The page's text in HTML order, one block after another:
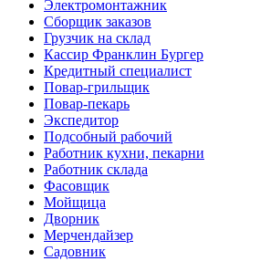
Электромонтажник
Сборщик заказов
Грузчик на склад
Кассир Франклин Бургер
Кредитный специалист
Повар-грильщик
Повар-пекарь
Экспедитор
Подсобный рабочий
Работник кухни, пекарни
Работник склада
Фасовщик
Мойщица
Дворник
Мерчендайзер
Садовник